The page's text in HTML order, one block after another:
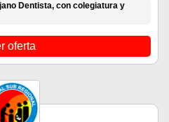
Dentista, con colegiatura y
oferta